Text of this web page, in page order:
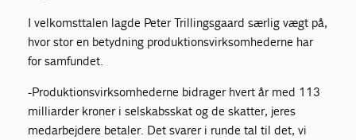
I velkomsttalen lagde Peter Trillingsgaard særlig vægt på,
hvor stor en betydning produktionsvirksomhederne har
for samfundet.
-Produktionsvirksomhederne bidrager hvert år med 113
milliarder kroner i selskabsskat og de skatter, jeres
medarbejdere betaler. Det svarer i runde tal til det, vi